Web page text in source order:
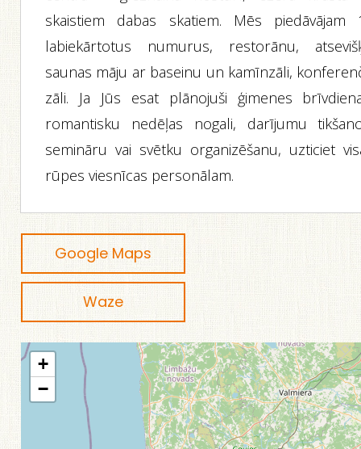
skaistiem dabas skatiem. Mēs piedāvājam
labiekārtotus numurus, restorānu,
saunas māju ar baseinu un kamīnzāli,
zāli. Ja Jūs esat plānojuši ģimenes
romantisku nedēļas nogali, darījumu
semināru vai svētku organizēšanu, uzticiet
rūpes viesnīcas personālam.
Google Maps
Waze
+
−